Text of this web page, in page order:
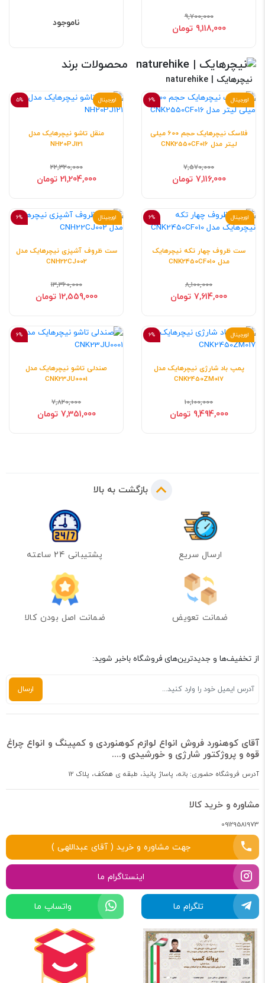
9,700,000
9,118,000 تومان ناموجود
محصولات برند
نیچرهایک | naturehike
6% اورجینال
فلاسک نیچرهایک حجم 600 میلی
لیتر مدل CNK2550CF016
7,570,000
7,116,000 تومان
5% اورجینال
منقل تاشو نیچرهایک مدل
NH20PJ121
22,320,000
21,204,000 تومان
6% اورجینال
ست ظروف چهار تکه نیچرهایک
مدل CNK2450CF010
8,100,000
7,614,000 تومان
6% اورجینال
ست ظروف آشپزی نیچرهایک مدل
CNH22CJ002
13,360,000
12,559,000 تومان
6% اورجینال
پمپ باد شارژی نیچرهایک مدل
CNK2450ZM017
10,100,000
9,494,000 تومان
6%
صندلی تاشو نیچرهایک مدل
CNK23JU0001
7,820,000
7,351,000 تومان
بازگشت به بالا
ارسال سریع پشتیبانی 24 ساعته
ضمانت تعویض ضمانت اصل بودن کالا
از تخفیف‌ها و جدیدترین‌های فروشگاه باخبر شوید:
آقای کوهنورد فروش انواع لوازم کوهنوردی و کمپینگ و انواع چراغ
قوه و پروژکتور شارژی و خورشیدی و....
آدرس فروشگاه حضوری: بانه، پاساژ پانیذ، طبقه ی همکف، پلاک 12
مشاوره و خرید کالا
09129581973
جهت مشاوره و خرید ( آقای عبداللهی )
اینستاگرام ما
تلگرام ما
واتساپ ما